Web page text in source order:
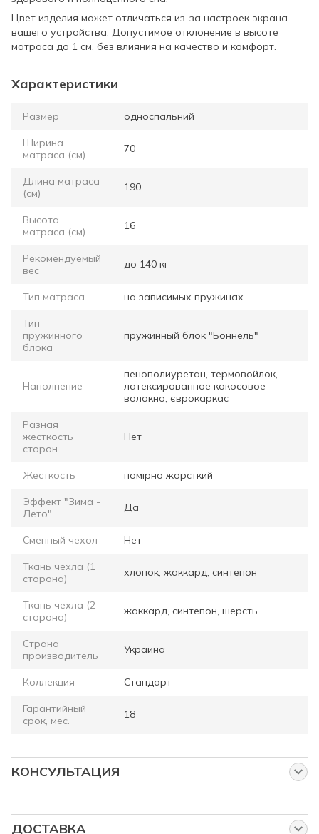
Цвет изделия может отличаться из-за настроек экрана
вашего устройства. Допустимое отклонение в высоте
матраса до 1 см, без влияния на качество и комфорт.
Характеристики
Размер односпальний
Ширина
матраса (см)
70
Длина матраса
(см)
190
Высота
матраса (см)
16
Рекомендуемый
вес
до 140 кг
Тип матраса на зависимых пружинах
Тип
пружинного
блока
пружинный блок "Боннель"
Наполнение
пенополиуретан, термовойлок,
латексированное кокосовое
волокно, єврокаркас
Разная
жесткость
сторон
Нет
Жесткость помірно жорсткий
Эффект "Зима -
Лето"
Да
Сменный чехол Нет
Ткань чехла (1
сторона)
хлопок, жаккард, синтепон
Ткань чехла (2
сторона)
жаккард, синтепон, шерсть
Страна
производитель
Украина
Коллекция Стандарт
Гарантийный
срок, мес.
18
КОНСУЛЬТАЦИЯ
Наши менеджеры работают для Вас:
ДОСТАВКА